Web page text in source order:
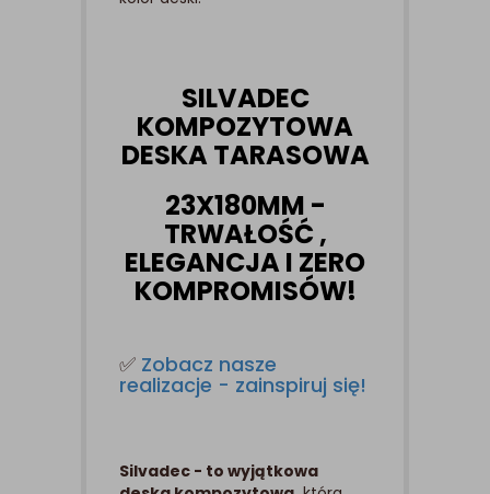
SILVADEC
KOMPOZYTOWA
DESKA TARASOWA
23X180MM -
TRWAŁOŚĆ ,
ELEGANCJA I ZERO
KOMPROMISÓW!
✅ Zobacz nasze
realizacje - zainspiruj się!
Silvadec - to wyjątkowa